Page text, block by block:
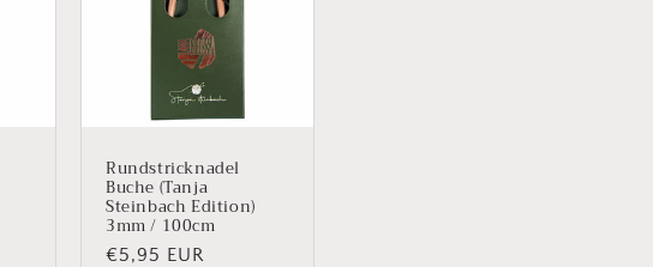
Rundstricknadel
Buche (Tanja
Steinbach Edition)
3mm / 100cm
Normaler
€5,95 EUR